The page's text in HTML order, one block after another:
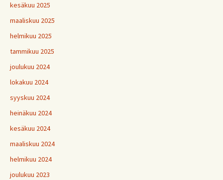
kesäkuu 2025
maaliskuu 2025
helmikuu 2025
tammikuu 2025
joulukuu 2024
lokakuu 2024
syyskuu 2024
heinäkuu 2024
kesäkuu 2024
maaliskuu 2024
helmikuu 2024
joulukuu 2023